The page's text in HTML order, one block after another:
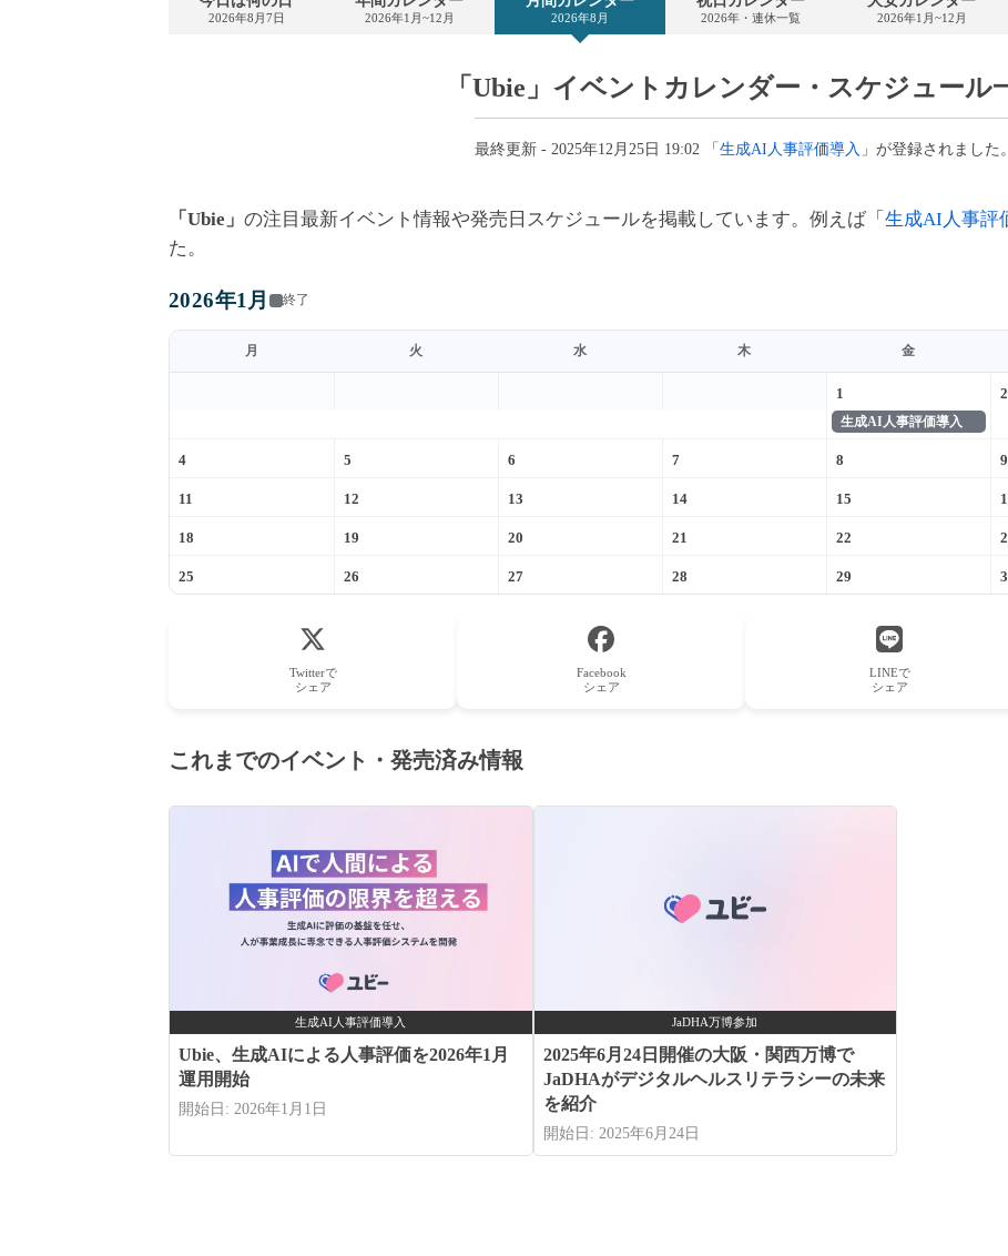
レ
ン
2026年8月7日 2026年1月~12月 2026年8月 2026年・連休一覧 2026年1月~12月
「Ubie」イベントカレンダー・スケジュール
最終更新 - 2025年12月25日 19:02 「生成AI人事評価導入 」が登録されました。
「Ubie」 の注目最新イベント情報や発売日スケジュールを掲載しています。例えば「 生成AI人事評
た。
2026年1月 終了
月 火 水 木 金
1 2
生成AI人事評価導入
4 5 6 7 8 9
11 12 13 14 15
18 19 20 21 22
25 26 27 28 29
Twitterで
シェア
Facebook
シェア
LINEで
シェア
これまでのイベント・発売済み情報
生成AI人事評価導入
Ubie、生成AIによる人事評価を2026年1月
運用開始
開始日: 2026年1月1日
JaDHA万博参加
2025年6月24日開催の大阪・関西万博で
JaDHAがデジタルヘルスリテラシーの未来
を紹介
開始日: 2025年6月24日